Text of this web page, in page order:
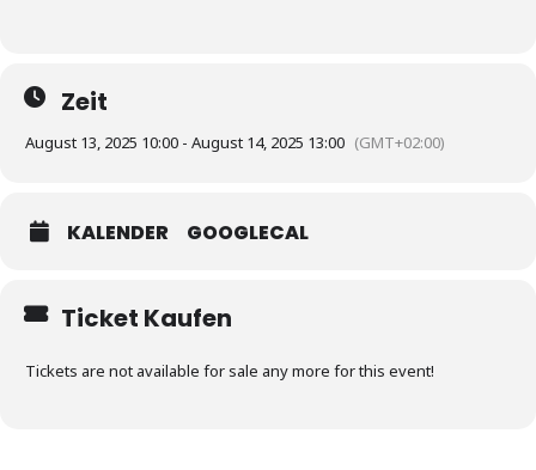
Zeit
August 13, 2025 10:00 - August 14, 2025 13:00 (GMT+02:00)
KALENDER GOOGLECAL
Ticket Kaufen
Tickets are not available for sale any more for this event!